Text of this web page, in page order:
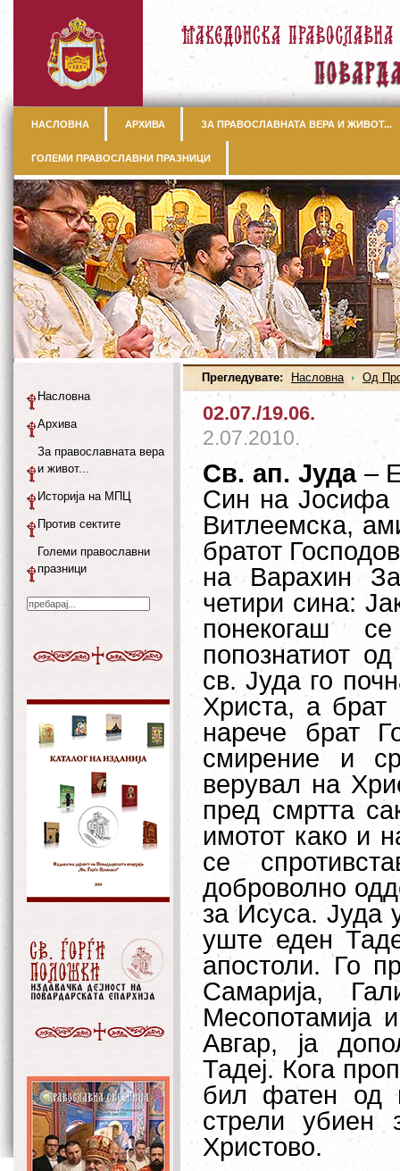
НАСЛОВНА АРХИВА ЗА ПРАВОСЛАВНАТА ВЕРА И ЖИВОТ...
ГОЛЕМИ ПРАВОСЛАВНИ ПРАЗНИЦИ
Прегледувате: Насловна Од
02.07./19.06.
2.07.2010.
Св. ап. Јуда–
Син на Јосифа
Витлеемска,
братот
на Варахин
четири сина:
понекогаш
попознатиот
св. Јуда го
Христа, а
нарече брат
смирение и
верувал на
пред смртта
имотот како и
се
доброволно
за Исуса. Јуда
уште еден
апостоли. Го
Самарија,
Месопотамија
Авгар, ја
Тадеј. Кога
бил фатен од
стрели убиен
Христово.
Насловна
Архива
За православната вера
и живот...
Историја на МПЦ
Против сектите
Големи православни
празници